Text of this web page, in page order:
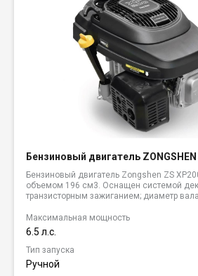
Бензиновый двигатель
Бензиновый двигатель Zongshen ZS
объемом 196 см3. Оснащен системой
транзисторным зажиганием; диаметр
Максимальная мощность
6.5 л.с.
Тип запуска
Ручной